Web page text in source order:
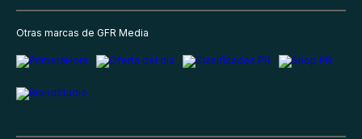
Otras marcas de GFR Media